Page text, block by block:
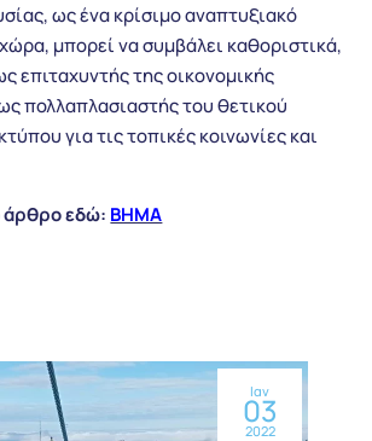
ως ένα κρίσιμο αναπτυξιακό
μπορεί να συμβάλει καθοριστικά,
επιταχυντής της οικονομικής
πολλαπλασιαστής του θετικού
για τις τοπικές κοινωνίες και
άρθρο εδώ: BHMA
Ιαν
03
2022